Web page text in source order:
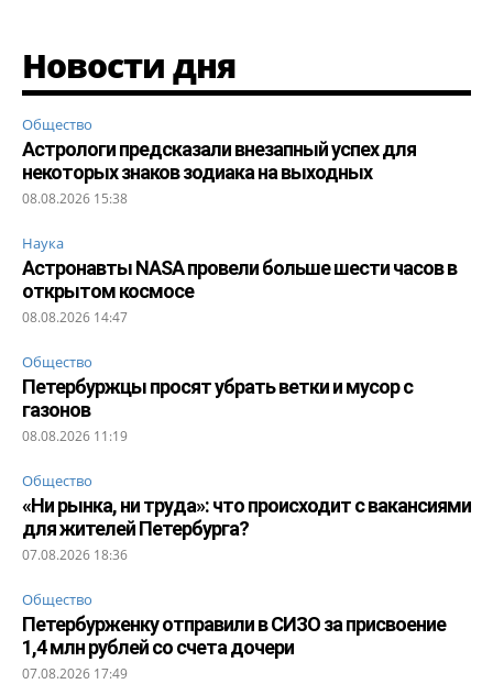
Новости дня
Общество
Астрологи предсказали внезапный успех для
некоторых знаков зодиака на выходных
08.08.2026 15:38
Наука
Астронавты NASA провели больше шести часов в
открытом космосе
08.08.2026 14:47
Общество
Петербуржцы просят убрать ветки и мусор с
газонов
08.08.2026 11:19
Общество
«Ни рынка, ни труда»: что происходит с вакансиями
для жителей Петербурга?
07.08.2026 18:36
Общество
Петербурженку отправили в СИЗО за присвоение
1,4 млн рублей со счета дочери
07.08.2026 17:49